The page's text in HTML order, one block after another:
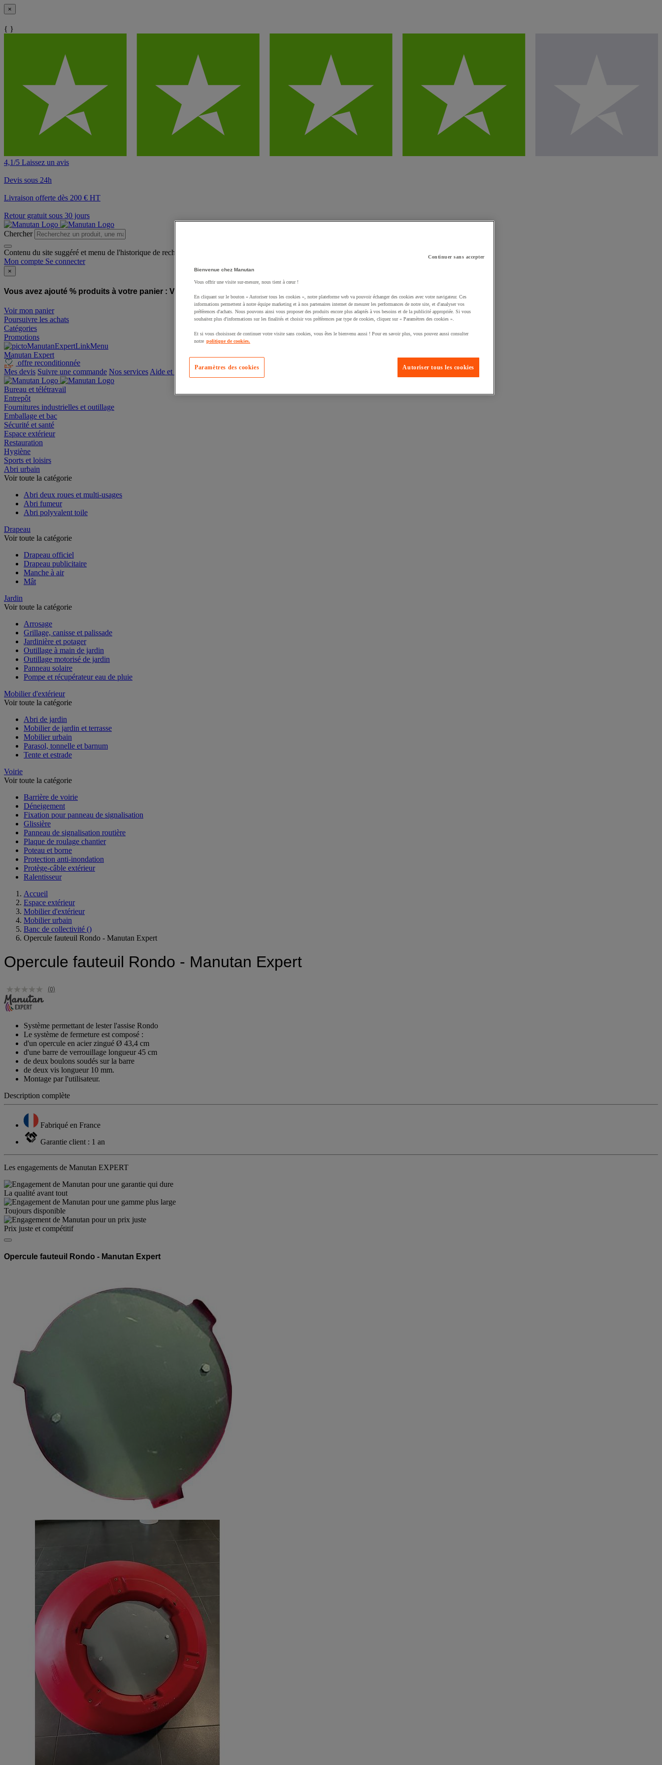
×
{ }
4,1/5 Laissez un avis
Devis sous 24h
Livraison offerte dès 200 € HT
Retour gratuit sous 30 jours
Chercher
Contenu du site suggéré et menu de l'historique de recherche
Mon compte Se connecter
×
Vous avez ajouté % produits à votre panier : Vous avez ajouté un produit à votre panier :
Voir mon panier
Poursuivre les achats
Catégories
Promotions
Manutan Expert
offre reconditionnée
Mes devis Suivre une commande Nos services Aide et contact
Bureau et télétravail
Entrepôt
Fournitures industrielles et outillage
Emballage et bac
Sécurité et santé
Espace extérieur
Restauration
Hygiène
Sports et loisirs
Abri urbain
Voir toute la catégorie
Abri deux roues et multi-usages
Abri fumeur
Abri polyvalent toile
Drapeau
Voir toute la catégorie
Drapeau officiel
Drapeau publicitaire
Manche à air
Mât
Jardin
Voir toute la catégorie
Arrosage
Grillage, canisse et palissade
Jardinière et potager
Outillage à main de jardin
Outillage motorisé de jardin
Panneau solaire
Pompe et récupérateur eau de pluie
Mobilier d'extérieur
Voir toute la catégorie
Abri de jardin
Mobilier de jardin et terrasse
Mobilier urbain
Parasol, tonnelle et barnum
Tente et estrade
Voirie
Voir toute la catégorie
Barrière de voirie
Déneigement
Fixation pour panneau de signalisation
Glissière
Panneau de signalisation routière
Plaque de roulage chantier
Poteau et borne
Protection anti-inondation
Protège-câble extérieur
Ralentisseur
Accueil
Espace extérieur
Mobilier d'extérieur
Mobilier urbain
Banc de collectivité ()
Opercule fauteuil Rondo - Manutan Expert
Opercule fauteuil Rondo - Manutan Expert
(0)
Système permettant de lester l'assise Rondo
Le système de fermeture est composé :
d'un opercule en acier zingué Ø 43,4 cm
d'une barre de verrouillage longueur 45 cm
de deux boulons soudés sur la barre
de deux vis longueur 10 mm.
Montage par l'utilisateur.
Description complète
Fabriqué en France
Garantie client : 1 an
Les engagements de Manutan EXPERT
La qualité avant tout
Toujours disponible
Prix juste et compétitif
Opercule fauteuil Rondo - Manutan Expert
Continuer sans accepter
Bienvenue chez Manutan
Vous offrir une visite sur-mesure, nous tient à cœur !
En cliquant sur le bouton « Autoriser tous les cookies », notre plateforme web va pouvoir échanger des cookies avec votre navigateur. Ces
informations permettent à notre équipe marketing et à nos partenaires internet de mesurer les performances de notre site, et d'analyser vos
préférences d'achats. Nous pouvons ainsi vous proposer des produits encore plus adaptés à vos besoins et de la publicité appropriée. Si vous
souhaitez plus d'informations sur les finalités et choisir vos préférences par type de cookies, cliquez sur « Paramètres des cookies ».
Et si vous choisissez de continuer votre visite sans cookies, vous êtes le bienvenu aussi ! Pour en savoir plus, vous pouvez aussi consulter
notre politique de cookies.
Autoriser tous les cookies
Paramètres des cookies